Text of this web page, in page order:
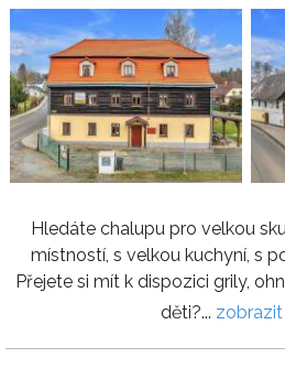
Hledáte chalupu pro velkou
místností, s velkou kuchyní, s
Přejete si mít k dispozici grily,
děti?...